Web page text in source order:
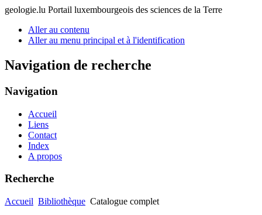
geologie.lu Portail luxembourgeois des sciences de la Terre
Aller au contenu
Aller au menu principal et à l'identification
Navigation de recherche
Navigation
Accueil
Liens
Contact
Index
A propos
Recherche
Accueil Bibliothèque Catalogue complet